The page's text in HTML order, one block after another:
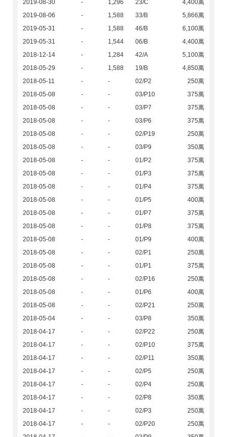
2019-08-30 - 1,296 23/C
4,400萬
2019-08-06
- 1,588 33/B
5,866萬
2019-05-31
- 1,588 46/B
6,100萬
2019-05-31
- 1,544 06/B
4,400萬
2018-12-14
- 1,284 42/A
5,100萬
2018-05-29
- 1,588 19/B
4,850萬
2018-05-11
- - 02/P2
250萬
2018-05-08
- - 03/P10
375萬
2018-05-08
- - 03/P7
375萬
2018-05-08
- - 03/P6
375萬
2018-05-08
- - 02/P19
250萬
2018-05-08
- - 03/P9
350萬
2018-05-08
- - 01/P2
375萬
2018-05-08
- - 01/P3
375萬
2018-05-08
- - 01/P4
375萬
2018-05-08
- - 01/P5
400萬
2018-05-08
- - 01/P7
375萬
2018-05-08
- - 01/P8
375萬
2018-05-08
- - 01/P9
400萬
2018-05-08
- - 02/P1
250萬
2018-05-08
- - 01/P1
375萬
2018-05-08
- - 02/P16
250萬
2018-05-08
- - 01/P6
400萬
2018-05-08
- - 02/P21
250萬
2018-05-04
- - 03/P8
350萬
2018-04-17
- - 02/P22
250萬
2018-04-17
- - 02/P10
375萬
2018-04-17
- - 02/P11
350萬
2018-04-17
- - 02/P5
250萬
2018-04-17
- - 02/P4
250萬
2018-04-17
- - 02/P8
350萬
2018-04-17
- - 02/P3
250萬
2018-04-17
- - 02/P20
250萬